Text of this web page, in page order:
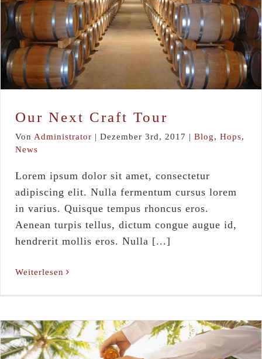
Our Next Craft Tour
Blog Hops News
Our Next Craft Tour
Von Administrator | Dezember 3rd, 2017 | Blog, Hops,
News
Lorem ipsum dolor sit amet, consectetur
adipiscing elit. Nulla fermentum cursus lorem
in varius. Quisque tempus rhoncus eros.
Aenean turpis tellus, dictum congue augue id,
hendrerit mollis eros. Nulla [...]
Weiterlesen